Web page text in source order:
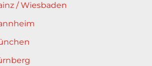
/ Wiesbaden